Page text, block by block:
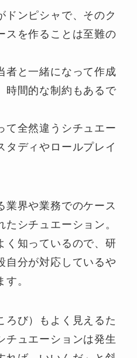
ドンピシャで、そのク
スを作ることは至難の
者と一緒になって作成
時間的な制約もあるで
て全然違うシチュエー
タディやロールプレイ
業界や業務でのケース
シチュエーション。
く知っているので、研
自分が対応しているや
。
ろび）もよく見えるた
チュエーションは発生